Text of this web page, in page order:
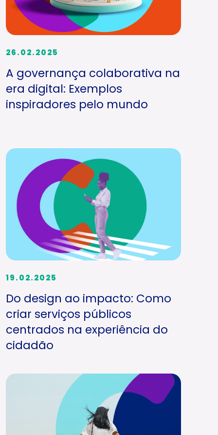
26.02.2025
A governança colaborativa na
era digital: Exemplos
inspiradores pelo mundo
19.02.2025
Do design ao impacto: Como
criar serviços públicos
centrados na experiência do
cidadão